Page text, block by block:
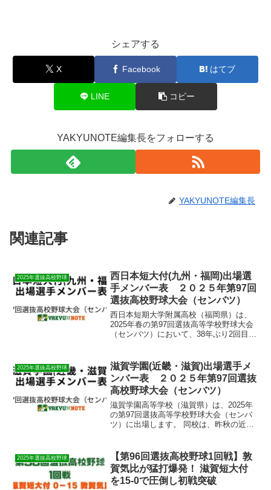
シェアする
X Facebook はてブ
LINE コピー
YAKYUNOTE編集長をフォローする
YAKYUNOTE編集長
関連記事
2025年選抜高校野球
西日本短大付(九州・福岡)出場選
手メンバー表 ２０２５年第97回
選抜高校野球大会（センバツ）
​西日本短期大学附属高校（福岡県）は、
2025年春の第97回選抜高等学校野球大会
（センバツ）において、38年ぶり2回目の
場に向けてクラウドファンディングを通
じて応援...
2025年選抜高校野球
滋賀学園(近畿・滋賀)出場選手メ
ンバー表 ２０２５年第97回選抜
高校野球大会（センバツ）
​滋賀学園高等学校（滋賀県）は、2025年
の第97回選抜高等学校野球大会（センバ
ツ）に出場します。 ​同校は、昨秋の近畿
第5日目（3月22日）の第3試合で、浦和実
業...
2025年選抜高校野球
【第96回選抜高校野球1回戦】敦
賀気比が猛打爆発！ 滋賀短大付
を15-0で圧倒し初戦突破